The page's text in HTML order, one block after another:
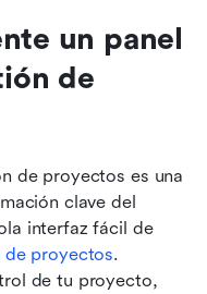
un panel
de
de proyectos es una
clave del
interfaz fácil de
proyectos.
de tu proyecto,